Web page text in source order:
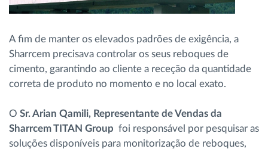
A fim de manter os elevados padrões de exigência, a
Sharrcem precisava controlar os seus reboques de
cimento, garantindo ao cliente a receção da quantidade
correta de produto no momento e no local exato.
O Sr. Arian Qamili, Representante de Vendas da
Sharrcem TITAN Group foi responsável por pesquisar as
soluções disponíveis para monitorização de reboques,